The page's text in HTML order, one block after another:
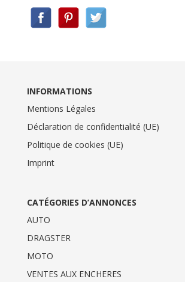
INFORMATIONS
Mentions Légales
Déclaration de confidentialité (UE)
Politique de cookies (UE)
Imprint
CATÉGORIES D’ANNONCES
AUTO
DRAGSTER
MOTO
VENTES AUX ENCHERES